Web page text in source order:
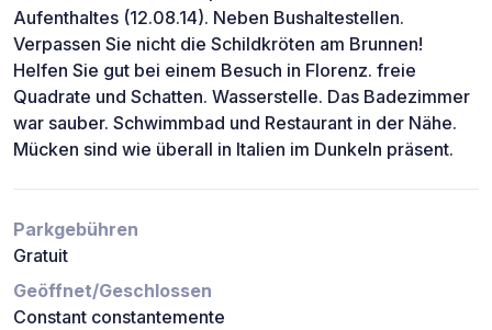
Aufenthaltes (12.08.14). Neben Bushaltestellen.
Verpassen Sie nicht die Schildkröten am Brunnen!
Helfen Sie gut bei einem Besuch in Florenz. freie
Quadrate und Schatten. Wasserstelle. Das Badezimmer
war sauber. Schwimmbad und Restaurant in der Nähe.
Mücken sind wie überall in Italien im Dunkeln präsent.
Parkgebühren
Gratuit
Geöffnet/Geschlossen
Constant constantemente